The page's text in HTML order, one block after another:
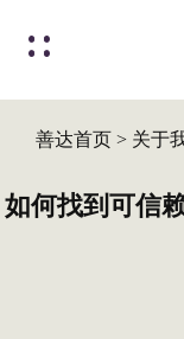
善达首页> 关于
如何找到可信